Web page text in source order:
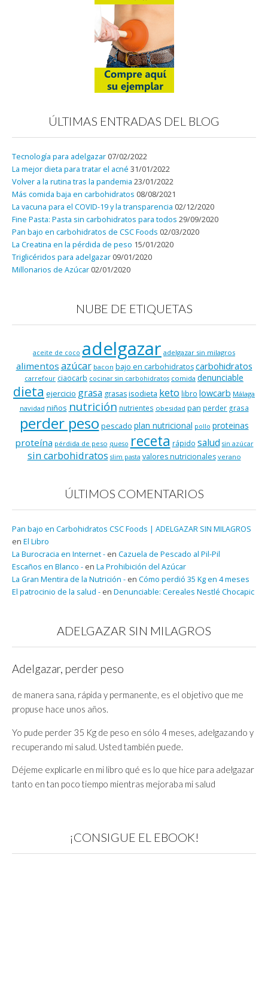
ÚLTIMAS ENTRADAS DEL BLOG
Tecnología para adelgazar 07/02/2022
La mejor dieta para tratar el acné 31/01/2022
Volver a la rutina tras la pandemia 23/01/2022
Más comida baja en carbohidratos 08/08/2021
La vacuna para el COVID-19 y la transparencia 02/12/2020
Fine Pasta: Pasta sin carbohidratos para todos 29/09/2020
Pan bajo en carbohidratos de CSC Foods 02/03/2020
La Creatina en la pérdida de peso 15/01/2020
Triglicéridos para adelgazar 09/01/2020
Millonarios de Azúcar 02/01/2020
NUBE DE ETIQUETAS
aceite de coco adelgazar adelgazar sin milagros
alimentos azúcar bacon bajo en carbohidratos carbohidratos
carrefour ciaocarb cocinar sin carbohidratos comida denunciable
dieta ejercicio grasa grasasisodieta keto libro lowcarb Málaga
navidad niños nutrición nutrientes obesidad pan perder grasa
perder peso pescado plan nutricional pollo proteinas
proteína pérdida de peso queso receta rápido salud sin azúcar
sin carbohidratos slim pasta valores nutricionales verano
ÚLTIMOS COMENTARIOS
Pan bajo en Carbohidratos CSC Foods | ADELGAZAR SIN MILAGROS
en El Libro
La Burocracia en Internet - en Cazuela de Pescado al Pil-Pil
Escaños en Blanco - en La Prohibición del Azúcar
La Gran Mentira de la Nutrición - en Cómo perdió 35 Kg en 4 meses
El patrocinio de la salud - en Denunciable: Cereales Nestlé Chocapic
ADELGAZAR SIN MILAGROS
Adelgazar, perder peso
de manera sana, rápida y permanente, es el objetivo que me
propuse hace unos años.
Yo pude perder 35 Kg de peso en sólo 4 meses, adelgazando y
recuperando mi salud. Usted también puede.
Déjeme explicarle en mi libro qué es lo que hice para adelgazar
tanto en tan poco tiempo mientras mejoraba mi salud
¡CONSIGUE EL EBOOK!